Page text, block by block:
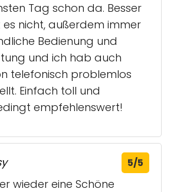
Tag schon da. Besser
nicht, außerdem immer
Bedienung und
und ich hab auch
telefonisch problemlos
Einfach toll und
empfehlenswert!
5/5
wieder eine Schöne